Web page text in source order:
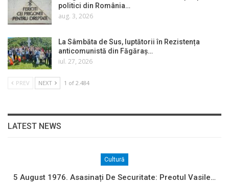
politici din România…
aug. 3, 2026
La Sâmbăta de Sus, luptătorii în Rezistența
anticomunistă din Făgăraș…
iul. 27, 2026
PREV NEXT 1 of 2.484
LATEST NEWS
Cultură
5 August 1976. Asasinați De Securitate: Preotul Vasile…